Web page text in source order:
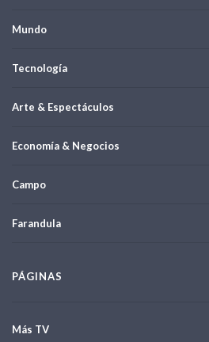
Mundo
Tecnología
Arte & Espectáculos
Economía & Negocios
Campo
Farandula
PÁGINAS
Más TV